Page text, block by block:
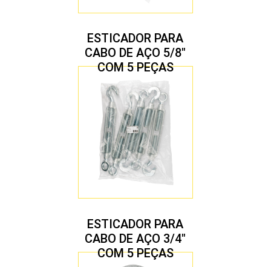
ESTICADOR PARA
CABO DE AÇO 5/8″
COM 5 PEÇAS
ESTICADOR PARA
CABO DE AÇO 3/4″
COM 5 PEÇAS